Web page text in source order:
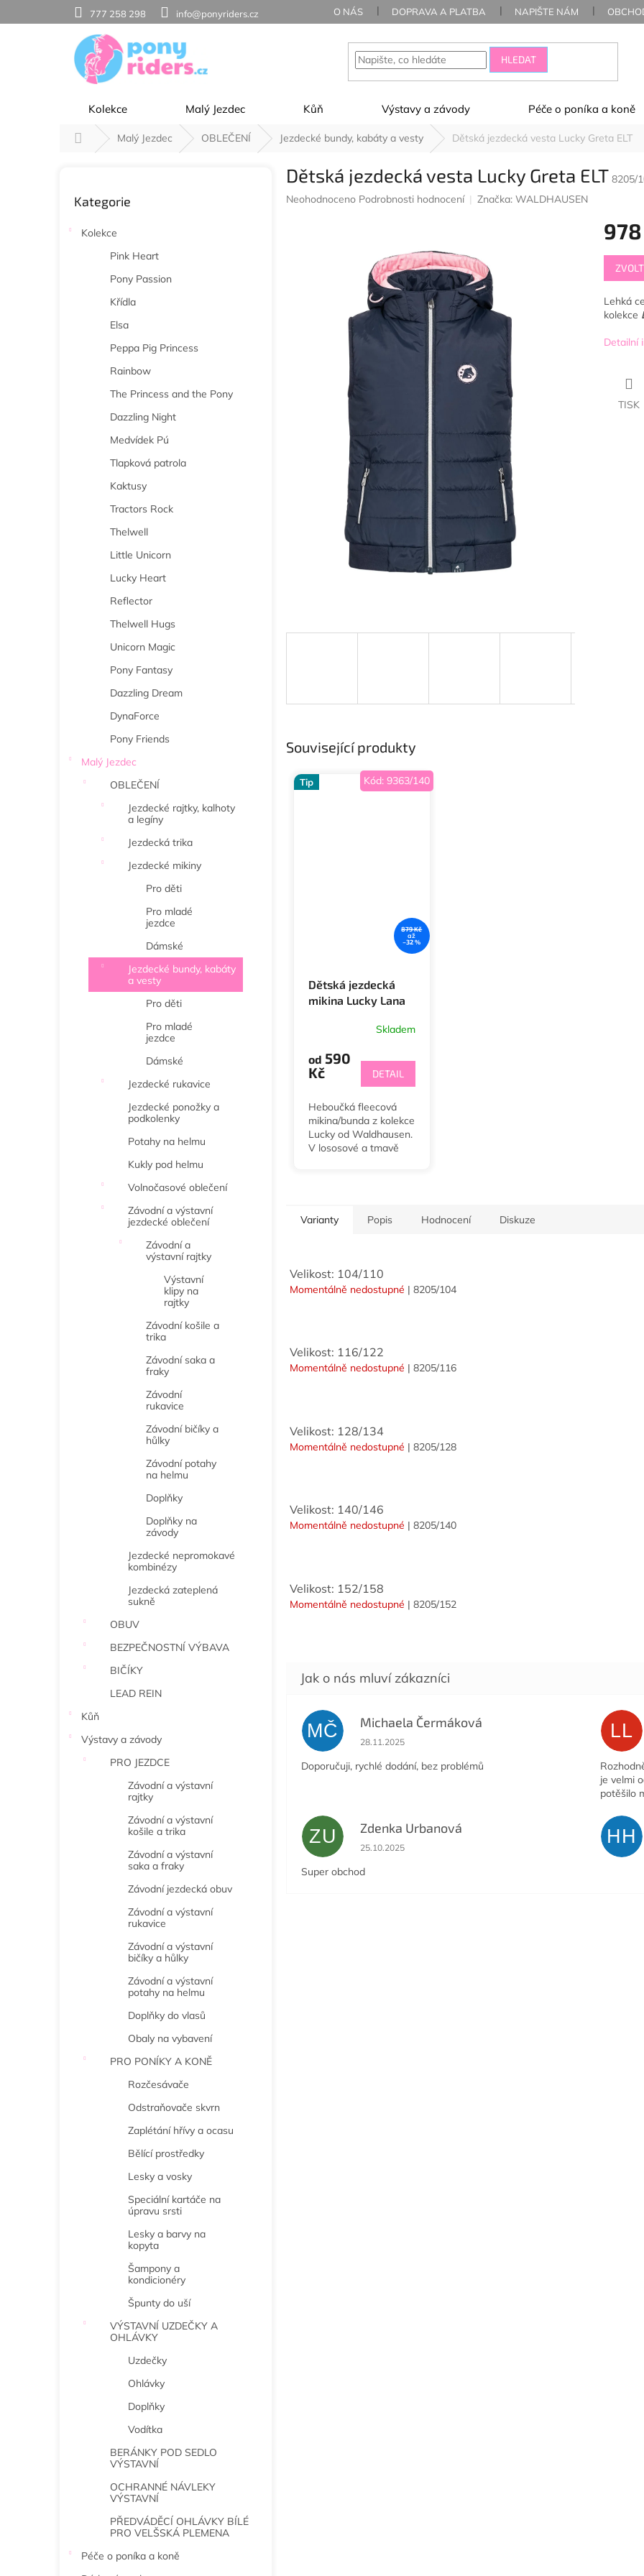
777 258 298 info@ponyriders.cz O NÁS DOPRAVA A PLATBA NAPIŠTE NÁM
HLEDAT
Kolekce Malý Jezdec Kůň Výstavy a závody Péče o poníka a koně
Domů Malý Jezdec OBLEČENÍ Jezdecké bundy, kabáty a vesty Dětská jezdecká vesta Lucky Greta ELT
kategorie
Kategorie
Kolekce
Pink Heart
Pony Passion
Křídla
Elsa
Peppa Pig Princess
Rainbow
The Princess and the Pony
Dazzling Night
Medvídek Pú
Tlapková patrola
Kaktusy
Tractors Rock
Thelwell
Little Unicorn
Lucky Heart
Reflector
Thelwell Hugs
Unicorn Magic
Pony Fantasy
Dazzling Dream
DynaForce
Pony Friends
Malý Jezdec
OBLEČENÍ
Jezdecké rajtky, kalhoty
a legíny
Jezdecká trika
Jezdecké mikiny
Pro děti
Pro mladé
jezdce
Dámské
Jezdecké bundy, kabáty
a vesty
Pro děti
Pro mladé
jezdce
Dámské
Jezdecké rukavice
Jezdecké ponožky a
podkolenky
Potahy na helmu
Kukly pod helmu
Volnočasové oblečení
Závodní a výstavní
jezdecké oblečení
Závodní a
výstavní rajtky
Výstavní
klipy na
rajtky
Závodní košile a
trika
Závodní saka a
fraky
Závodní
rukavice
Závodní bičíky a
hůlky
Závodní potahy
na helmu
Doplňky
Doplňky na
závody
Jezdecké nepromokavé
kombinézy
Jezdecká zateplená
sukně
OBUV
BEZPEČNOSTNÍ VÝBAVA
BIČÍKY
LEAD REIN
Kůň
Výstavy a závody
PRO JEZDCE
Závodní a výstavní
rajtky
Závodní a výstavní
košile a trika
Závodní a výstavní
saka a fraky
Závodní jezdecká obuv
Závodní a výstavní
rukavice
Závodní a výstavní
bičíky a hůlky
Závodní a výstavní
potahy na helmu
Doplňky do vlasů
Obaly na vybavení
PRO PONÍKY A KONĚ
Rozčesávače
Odstraňovače skvrn
Zaplétání hřívy a ocasu
Bělící prostředky
Lesky a vosky
Speciální kartáče na
úpravu srsti
Lesky a barvy na
kopyta
Šampony a
kondicionéry
Špunty do uší
VÝSTAVNÍ UZDEČKY A
OHLÁVKY
Uzdečky
Ohlávky
Doplňky
Vodítka
BERÁNKY POD SEDLO
VÝSTAVNÍ
OCHRANNÉ NÁVLEKY
VÝSTAVNÍ
PŘEDVÁDĚCÍ OHLÁVKY BÍLÉ
PRO VELŠSKÁ PLEMENA
Péče o poníka a koně
Dětská jezdecká vesta Lucky Greta ELT 8205/
Průměrné
Neohodnoceno Podrobnosti hodnocení Značka: WALDHAUSEN
Měrná
cena:
Lehká
kolekce
Detailní
TISK
Související produkty
Tip
879 Kč
až
–32 %
Dětská jezdecká
mikina Lucky Lana
Skladem
od 590
Kč
DETAIL
Heboučká fleecová
mikina/bunda z kolekce
Lucky od Waldhausen.
V lososové a tmavě
Kód: 9363/140
Varianty Popis Hodnocení Diskuze
Velikost: 104/110
Momentálně nedostupné | 8205/104
Velikost: 116/122
Momentálně nedostupné | 8205/116
Velikost: 128/134
Momentálně nedostupné | 8205/128
Velikost: 140/146
Momentálně nedostupné | 8205/140
Velikost: 152/158
Momentálně nedostupné | 8205/152
MČ Michaela Čermáková
Hodnocení obchodu je 5 z 5 hvězdiček.
28.11.2025
Doporučuji, rychlé dodání, bez problémů
LL
je velmi
potěšilo
ZU Zdenka Urbanová
Hodnocení obchodu je 5 z 5 hvězdiček.
25.10.2025
Super obchod
HH